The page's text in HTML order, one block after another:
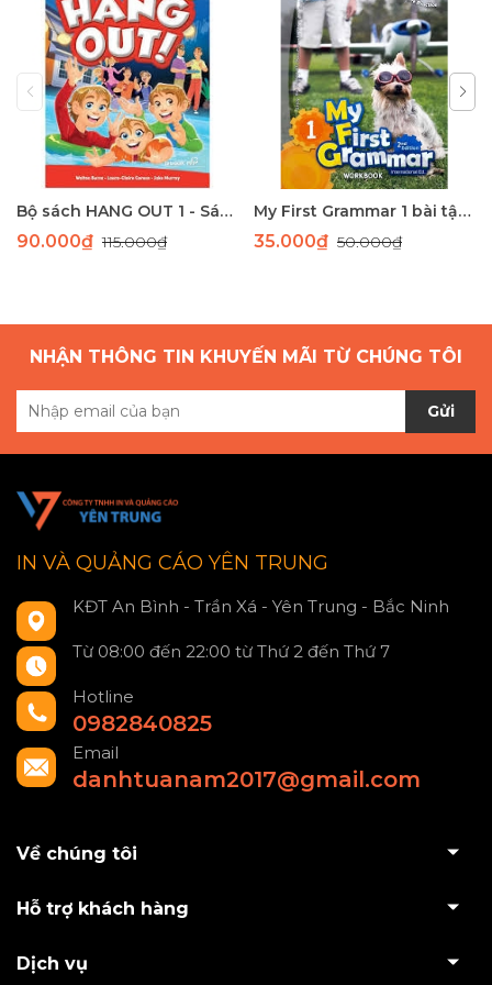
Bộ sách HANG OUT 1 - Sách học tiếng Anh giao tiếp dành cho học sinh tiểu học
90.000₫115.000₫
My First Grammar 1 bài tập 2nd Edition
35.000₫ 50.000₫
NHẬN THÔNG TIN KHUYẾN MÃI TỪ CHÚNG TÔI
Gửi
IN VÀ QUẢNG CÁO YÊN TRUNG
KĐT An Bình - Trần Xá - Yên Trung - Bắc Ninh
Từ 08:00 đến 22:00 từ Thứ 2 đến Thứ 7
Hotline
0982840825
Email
danhtuanam2017@gmail.com
Về chúng tôi
Hỗ trợ khách hàng
Dịch vụ